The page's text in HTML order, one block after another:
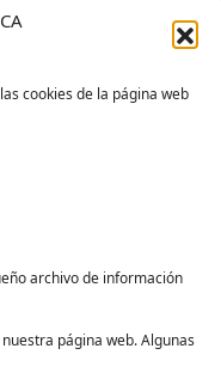
cookies de la página web
archivo de información
página web. Algunas